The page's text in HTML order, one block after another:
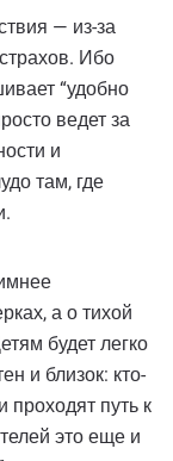
— из-за
Ибо
“удобно
ведет за
и
там, где
а о тихой
будет легко
и близок: кто-
проходят путь к
это еще и